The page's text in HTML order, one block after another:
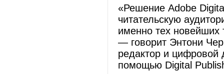
«Решение Adobe
читательскую
именно тех новейших
— говорит Энтони
редактор и
помощью Digital